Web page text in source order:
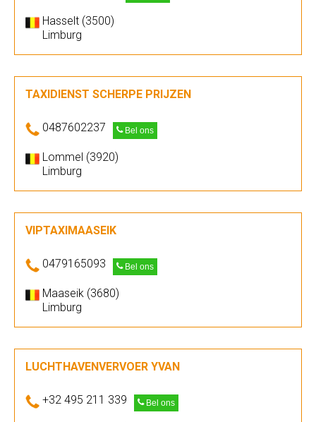
Hasselt (3500)
Limburg
TAXIDIENST SCHERPE PRIJZEN
0487602237 Bel ons
Lommel (3920)
Limburg
VIPTAXIMAASEIK
0479165093 Bel ons
Maaseik (3680)
Limburg
LUCHTHAVENVERVOER YVAN
+32 495 211 339 Bel ons